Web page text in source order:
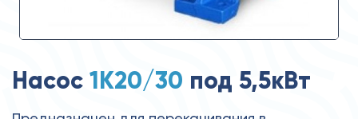
Насос 1К20/30 под 5,5кВт